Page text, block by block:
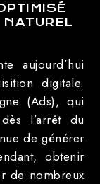
NATUREL
aujourd’hui
digitale.
(Ads), qui
l’arrêt du
de générer
obtenir
de nombreux